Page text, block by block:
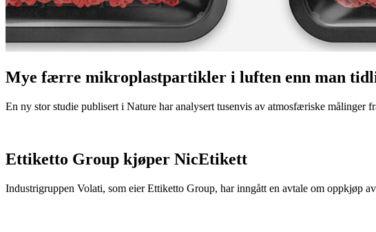
Mye færre mikroplastpartikler i luften enn man
En ny stor studie publisert i Nature har analysert tusenvis av atmosfæriske målinger
Ettiketto Group kjøper NicEtikett
Industrigruppen Volati, som eier Ettiketto Group, har inngått en avtale om oppkjøp